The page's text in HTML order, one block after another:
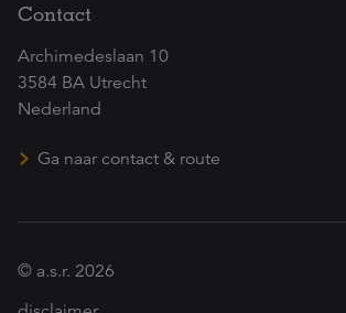
Contact
Archimedeslaan 10
3584 BA Utrecht
Nederland
Ga naar contact & route
© a.s.r. 2026